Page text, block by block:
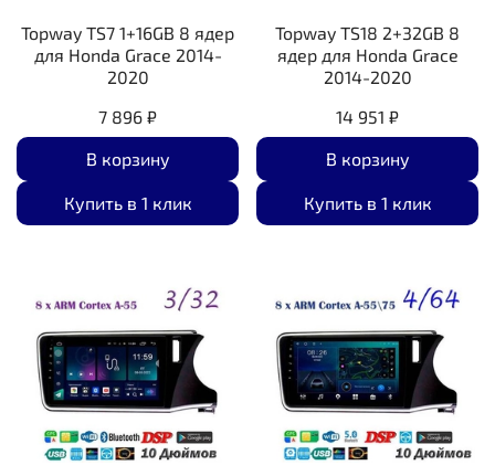
Topway TS7 1+16GB 8 ядер
для Honda Grace 2014-
2020
7 896 ₽
В корзину
Купить в 1 клик
Topway TS18 2+32GB 8
ядер для Honda Grace
2014-2020
14 951 ₽
В корзину
Купить в 1 клик